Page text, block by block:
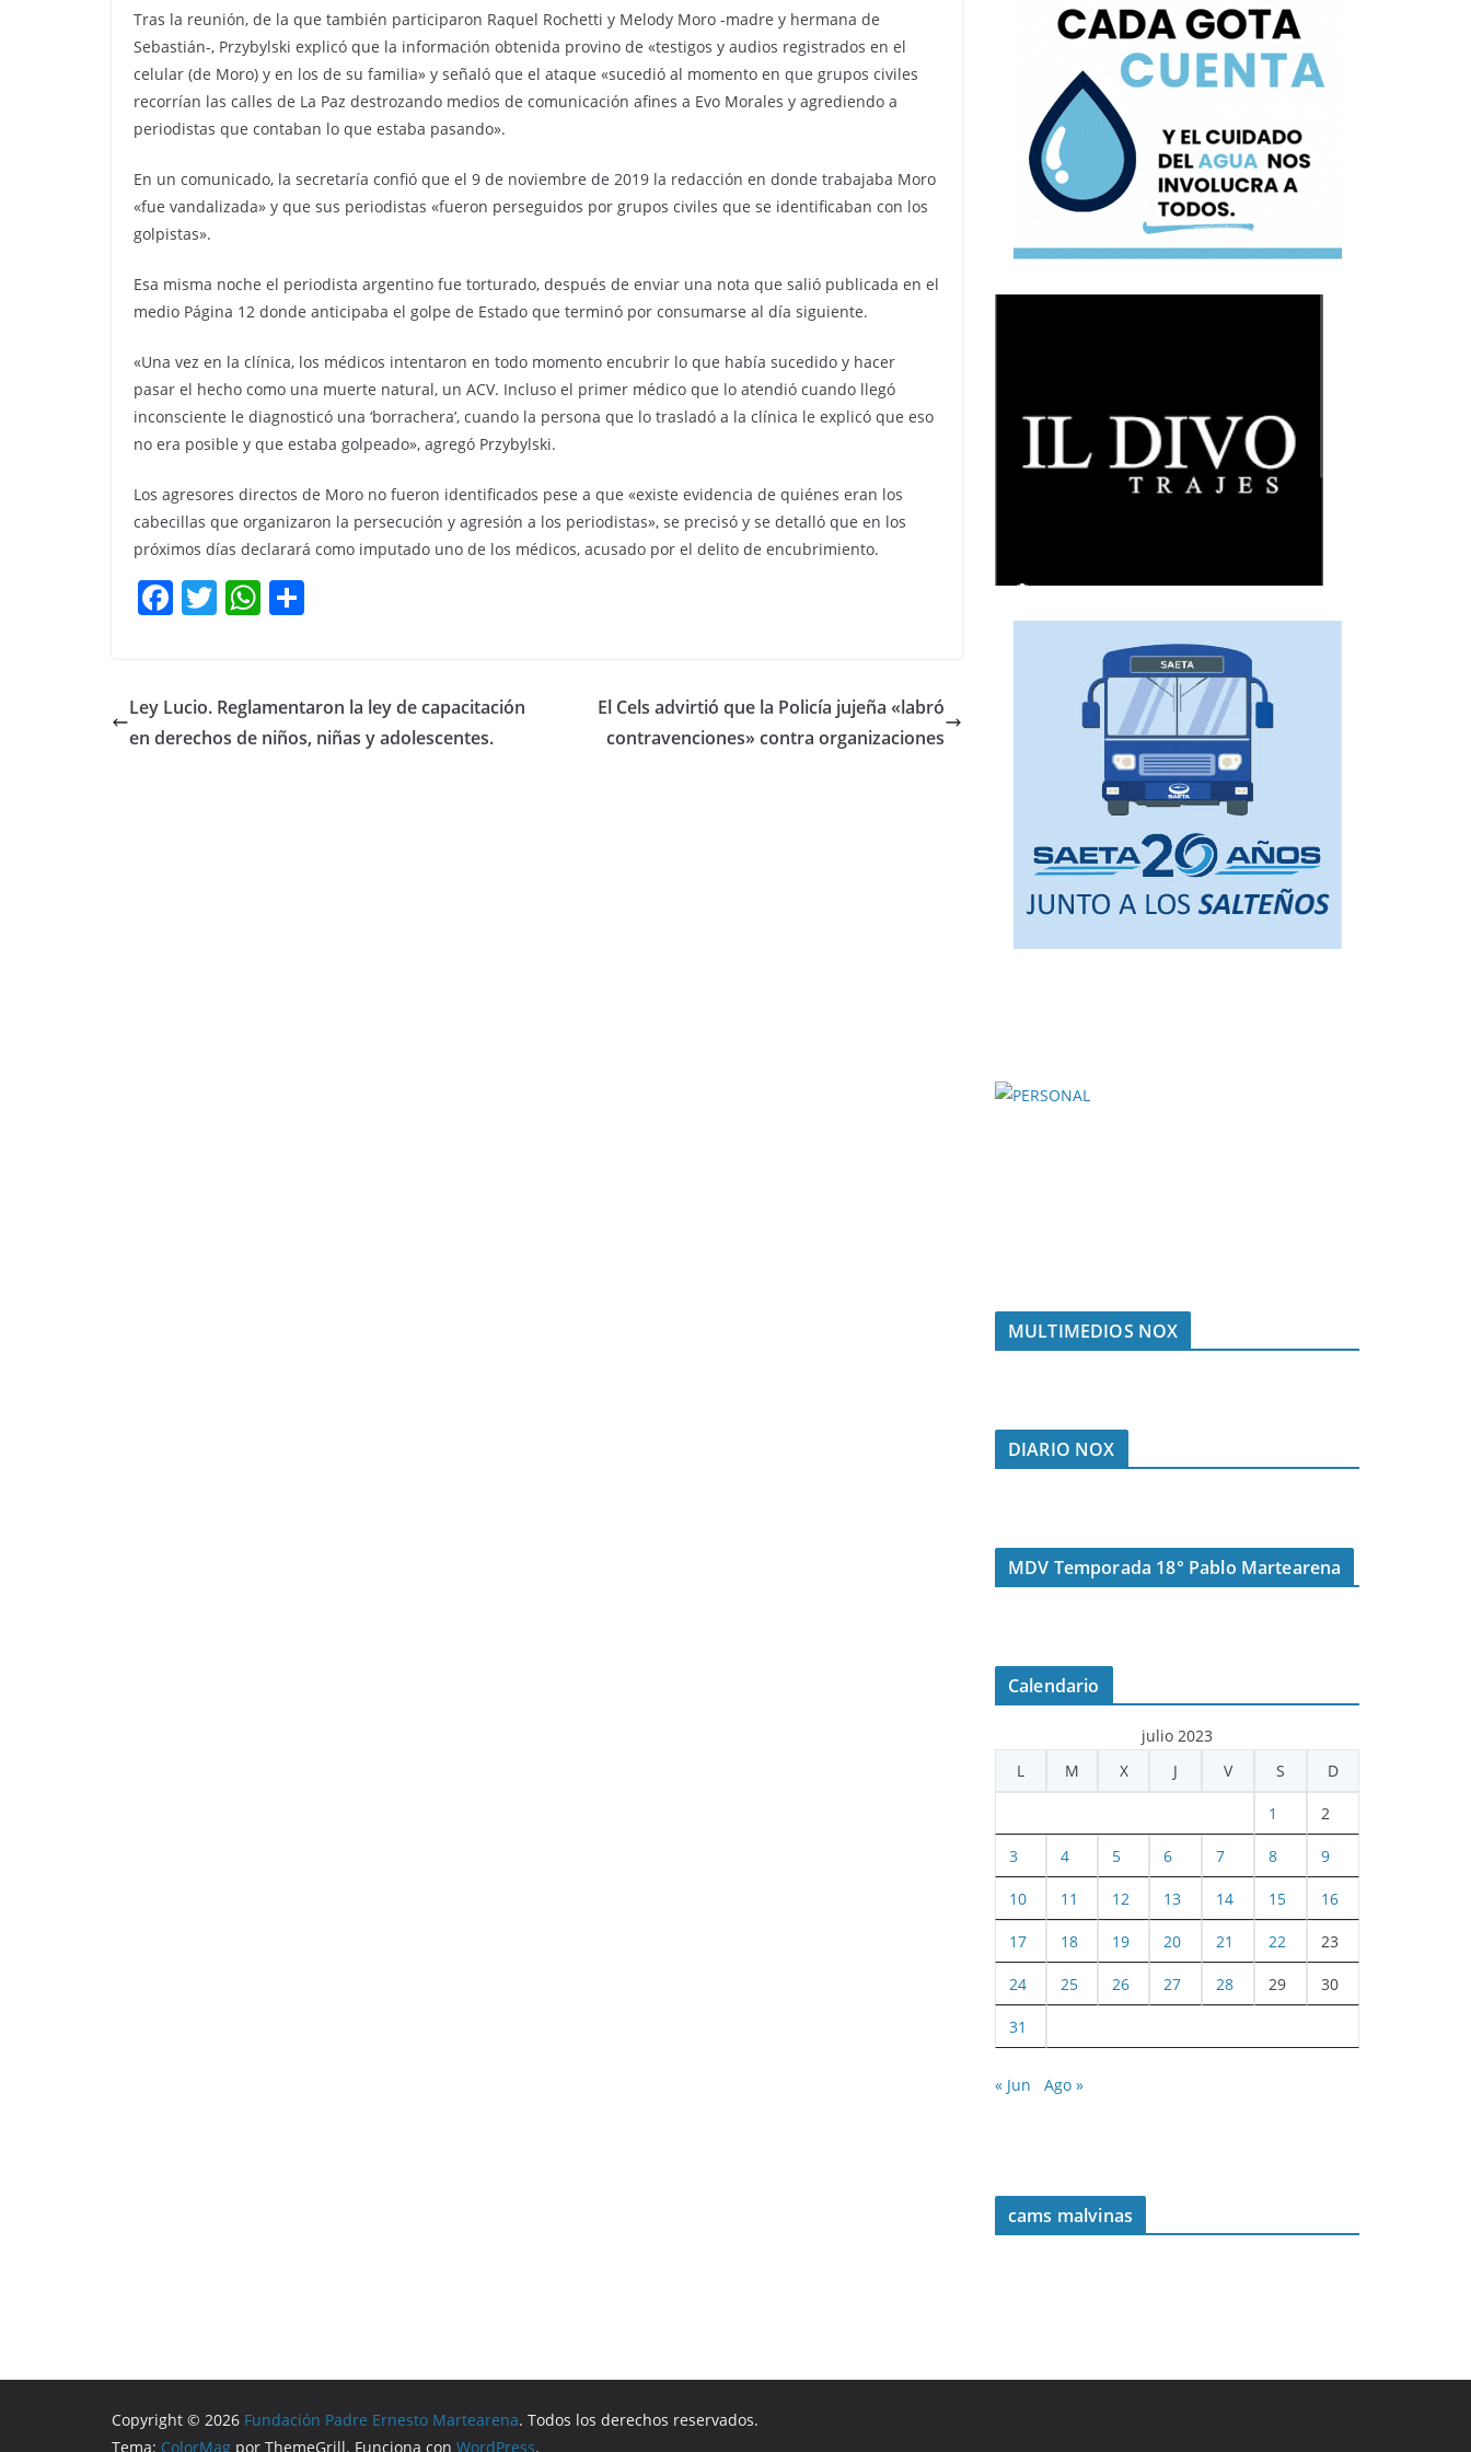
Tras la reunión, de la que también participaron Raquel Rochetti y Melody Moro -madre y hermana de
Sebastián-, Przybylski explicó que la información obtenida provino de «testigos y audios registrados en el
celular (de Moro) y en los de su familia» y señaló que el ataque «sucedió al momento en que grupos civiles
recorrían las calles de La Paz destrozando medios de comunicación afines a Evo Morales y agrediendo a
periodistas que contaban lo que estaba pasando».
En un comunicado, la secretaría confió que el 9 de noviembre de 2019 la redacción en donde trabajaba Moro
«fue vandalizada» y que sus periodistas «fueron perseguidos por grupos civiles que se identificaban con los
golpistas».
Esa misma noche el periodista argentino fue torturado, después de enviar una nota que salió publicada en el
medio Página 12 donde anticipaba el golpe de Estado que terminó por consumarse al día siguiente.
«Una vez en la clínica, los médicos intentaron en todo momento encubrir lo que había sucedido y hacer
pasar el hecho como una muerte natural, un ACV. Incluso el primer médico que lo atendió cuando llegó
inconsciente le diagnosticó una ‘borrachera’, cuando la persona que lo trasladó a la clínica le explicó que eso
no era posible y que estaba golpeado», agregó Przybylski.
Los agresores directos de Moro no fueron identificados pese a que «existe evidencia de quiénes eran los
cabecillas que organizaron la persecución y agresión a los periodistas», se precisó y se detalló que en los
próximos días declarará como imputado uno de los médicos, acusado por el delito de encubrimiento.
F
e
b
T
er
W
s
A
p
ar
Ley Lucio. Reglamentaron la ley de capacitación
en derechos de niños, niñas y adolescentes.
El Cels advirtió que la Policía jujeña «labró
contravenciones» contra organizaciones
MULTIMEDIOS NOX
DIARIO NOX
MDV Temporada 18° Pablo Martearena
Calendario
julio 2023
L
M X J V S D
1 2
3 4 5 6 7 8 9
10 11 12 13 14 15 16
17 18 19 20 21 22 23
24 25 26 27 28 29 30
31
« Jun Ago »
cams malvinas
Copyright © 2026 Fundación Padre Ernesto Martearena. Todos los derechos reservados.
Tema: ColorMag por ThemeGrill. Funciona con WordPress.